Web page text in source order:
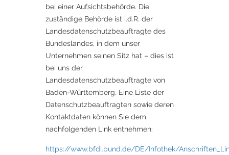
bei einer Aufsichtsbehörde. Die
zuständige Behörde ist i.d.R. der
Landesdatenschutzbeauftragte des
Bundeslandes, in dem unser
Unternehmen seinen Sitz hat – dies ist
bei uns der
Landesdatenschutzbeauftragte von
Baden-Württemberg. Eine Liste der
Datenschutzbeauftragten sowie deren
Kontaktdaten können Sie dem
nachfolgenden Link entnehmen:
https://www.bfdi.bund.de/DE/Infothek/